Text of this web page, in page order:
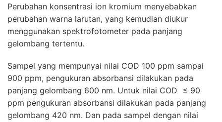
Perubahan konsentrasi ion kromium menyebabkan
perubahan warna larutan, yang kemudian diukur
menggunakan spektrofotometer pada panjang
gelombang tertentu.
Sampel yang mempunyai nilai COD 100 ppm sampai
900 ppm, pengukuran absorbansi dilakukan pada
panjang gelombang 600 nm. Untuk nilai COD ≤ 90
ppm pengukuran absorbansi dilakukan pada panjang
gelombang 420 nm. Dan pada sampel dengan nilai